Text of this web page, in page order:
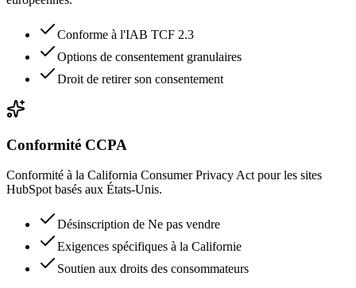
Conforme à l'IAB TCF 2.3
Options de consentement granulaires
Droit de retirer son consentement
Conformité CCPA
Conformité à la California Consumer Privacy Act pour les sites
HubSpot basés aux États-Unis.
Désinscription de Ne pas vendre
Exigences spécifiques à la Californie
Soutien aux droits des consommateurs